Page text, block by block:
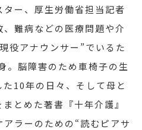
ー、厚生労働省担当記者
難病などの医療問題や介
役アナウンサー”でいるた
。脳障害のため車椅子の生
10年の日々、そして母と
とめた著書『十年介護』
アラーのための“読むピアサ